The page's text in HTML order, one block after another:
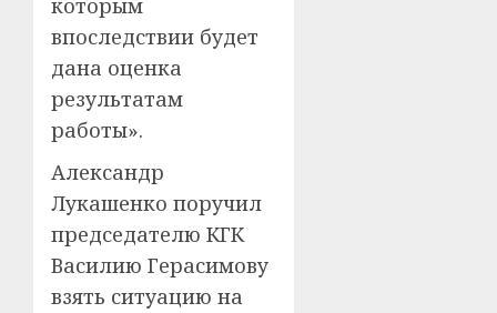
которым
впоследствии будет
дана оценка
результатам
работы».
Александр
Лукашенко поручил
председателю КГК
Василию Герасимову
взять ситуацию на